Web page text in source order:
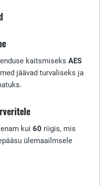
kaitsmiseks AES
jäävad turvaliseks ja
enam kui 60 riigis, mis
ülemaailmsele